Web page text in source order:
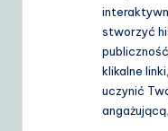
stworzyć
klikalne
uczynić
angażującą.